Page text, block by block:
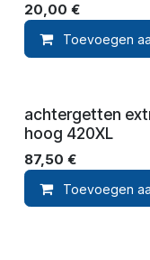
20,00 €
Toevoegen
achtergetten
hoog 420XL
87,50 €
Toevoegen